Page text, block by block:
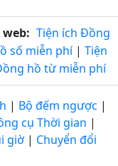
Tiện ích Đồng
số miễn phí| Tiện
hồ từ miễn phí
| Bộ đếm ngược |
cụ Thời gian |
giờ | Chuyển đổi